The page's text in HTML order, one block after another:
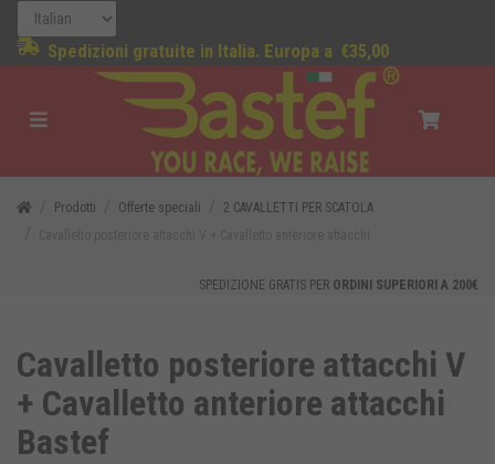
Spedizioni gratuite in Italia. Europa a €35,00
Prodotti Offerte speciali
2 CAVALLETTI PER SCATOLA
SPEDIZIONE GRATIS PER ORDINI SUPERIORI A 200€
Cavalletto posteriore attacchi V
+ Cavalletto anteriore attacchi
Bastef